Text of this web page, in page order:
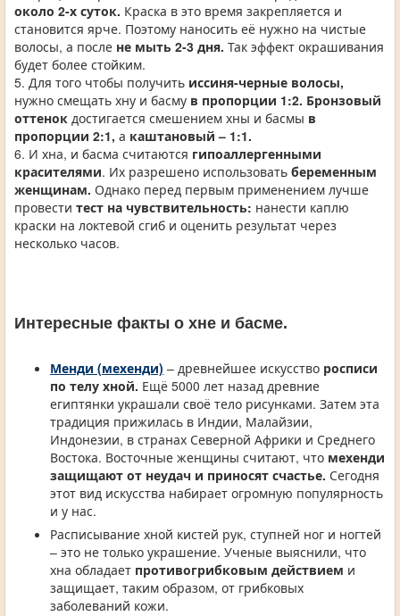
около 2-х суток. Краска в это время закрепляется и
становится ярче. Поэтому наносить её нужно на чистые
волосы, а после не мыть 2-3 дня. Так эффект окрашивания
будет более стойким.
5. Для того чтобы получить иссиня-черные волосы,
нужно смещать хну и басму в пропорции 1:2. Бронзовый
оттенок достигается смешением хны и басмы в
пропорции 2:1, а каштановый – 1:1.
6. И хна, и басма считаются гипоаллергенными
красителями. Их разрешено использовать беременным
женщинам. Однако перед первым применением лучше
провести тест на чувствительность: нанести каплю
краски на локтевой сгиб и оценить результат через
несколько часов.
Интересные факты о хне и басме.
Менди (мехенди) – древнейшее искусство росписи
по телу хной. Ещё 5000 лет назад древние
египтянки украшали своё тело рисунками. Затем эта
традиция прижилась в Индии, Малайзии,
Индонезии, в странах Северной Африки и Среднего
Востока. Восточные женщины считают, что мехенди
защищают от неудач и приносят счастье. Сегодня
этот вид искусства набирает огромную популярность
и у нас.
Расписывание хной кистей рук, ступней ног и ногтей
– это не только украшение. Ученые выяснили, что
хна обладает противогрибковым действием и
защищает, таким образом, от грибковых
заболеваний кожи.